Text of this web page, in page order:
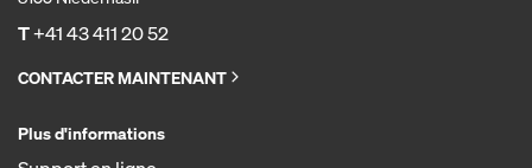
T+41 43 411 20 52
CONTACTER MAINTENANT
Plus d'informations